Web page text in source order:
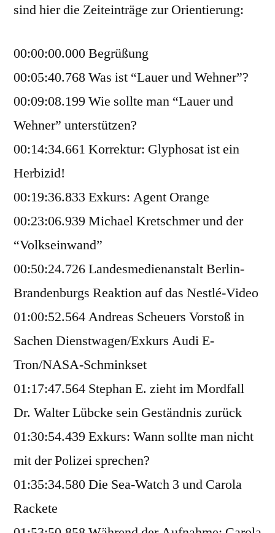
sind hier die Zeiteinträge zur Orientierung:
00:00:00.000 Begrüßung
00:05:40.768 Was ist “Lauer und Wehner”?
00:09:08.199 Wie sollte man “Lauer und
Wehner” unterstützen?
00:14:34.661 Korrektur: Glyphosat ist ein
Herbizid!
00:19:36.833 Exkurs: Agent Orange
00:23:06.939 Michael Kretschmer und der
“Volkseinwand”
00:50:24.726 Landesmedienanstalt Berlin-
Brandenburgs Reaktion auf das Nestlé-Video
01:00:52.564 Andreas Scheuers Vorstoß in
Sachen Dienstwagen/Exkurs Audi E-
Tron/NASA-Schminkset
01:17:47.564 Stephan E. zieht im Mordfall
Dr. Walter Lübcke sein Geständnis zurück
01:30:54.439 Exkurs: Wann sollte man nicht
mit der Polizei sprechen?
01:35:34.580 Die Sea-Watch 3 und Carola
Rackete